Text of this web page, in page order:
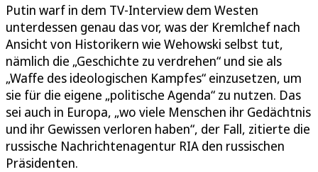
Putin warf in dem TV-Interview dem Westen
unterdessen genau das vor, was der Kremlchef nach
Ansicht von Historikern wie Wehowski selbst tut,
nämlich die „Geschichte zu verdrehen“ und sie als
„Waffe des ideologischen Kampfes“ einzusetzen, um
sie für die eigene „politische Agenda“ zu nutzen. Das
sei auch in Europa, „wo viele Menschen ihr Gedächtnis
und ihr Gewissen verloren haben“, der Fall, zitierte die
russische Nachrichtenagentur RIA den russischen
Präsidenten.